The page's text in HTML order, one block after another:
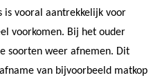
is vooral aantrekkelijk voor
voorkomen. Bij het ouder
soorten weer afnemen. Dit
van bijvoorbeeld matkop